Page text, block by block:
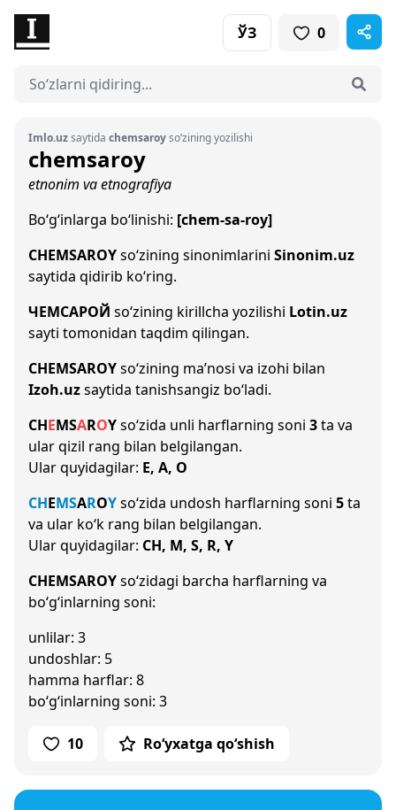
ЎЗ 0
Imlo.uzsaytida chemsaroyso‘zining yozilishi
chemsaroy
etnonim va etnografiya
Bo‘g‘inlarga bo‘linishi: [chem-sa-roy]
CHEMSAROYso‘zining sinonimlarini Sinonim.uz
saytida qidirib ko‘ring.
ЧЕМСАРОЙ so‘zining kirillcha yozilishi Lotin.uz
sayti tomonidan taqdim qilingan.
CHEMSAROYso‘zining ma’nosi va izohi bilan
Izoh.uzsaytida tanishsangiz bo‘ladi.
CHEMSAROYso‘zida unli harflarning soni 3ta va
ular qizil rang bilan belgilangan.
Ular quyidagilar: E, A, O
CHEMSAROYso‘zida undosh harflarning soni 5ta
va ular ko‘k rang bilan belgilangan.
Ular quyidagilar: CH, M, S, R, Y
CHEMSAROYso‘zidagi barcha harflarning va
bo‘g‘inlarning soni:
unlilar: 3
undoshlar: 5
hamma harflar: 8
bo‘g‘inlarning soni: 3
10 Ro‘yxatga qo‘shish